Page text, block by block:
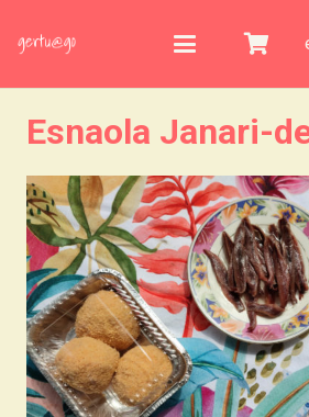
Esnaola Janari-